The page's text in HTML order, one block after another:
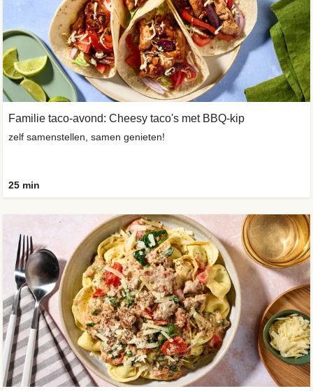
Familie taco-avond: Cheesy taco's met BBQ-kip
zelf samenstellen, samen genieten!
25 min